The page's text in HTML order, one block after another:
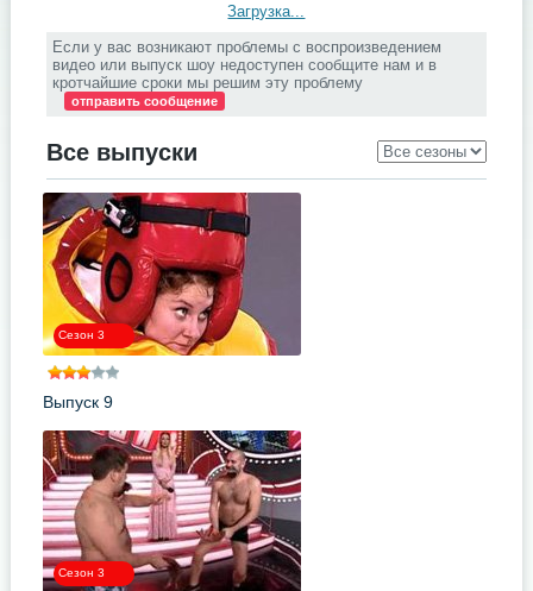
Загрузка...
Если у вас возникают проблемы с воспроизведением
видео или выпуск шоу недоступен сообщите нам и в
кротчайшие сроки мы решим эту проблему
отправить сообщение
Все выпуски
Сезон 3
Выпуск 9
Сезон 3